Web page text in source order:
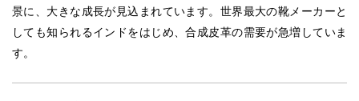
景に、大きな成長が見込まれています。世界最大の靴メーカーと
しても知られるインドをはじめ、合成皮革の需要が急増していま
す。